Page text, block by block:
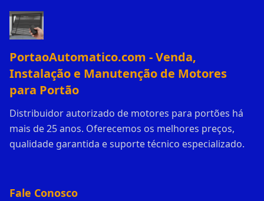
PortaoAutomatico.com - Venda,
Instalação e Manutenção de Motores
para Portão
Distribuidor autorizado de motores para portões há
mais de 25 anos. Oferecemos os melhores preços,
qualidade garantida e suporte técnico especializado.
Fale Conosco